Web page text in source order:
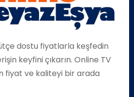
dostu fiyatlarla keşfedin
keyfini çıkarın. Online TV
fiyat ve kaliteyi bir arada